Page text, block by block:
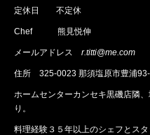
定休日 不定休
Chef 熊見悦伸
メールアドレス r.titti@me.com
住所 325-0023 那須塩原市豊浦
ホームセンターカンセキ黒磯店隣
り。
料理経験３５年以上のシェフとス